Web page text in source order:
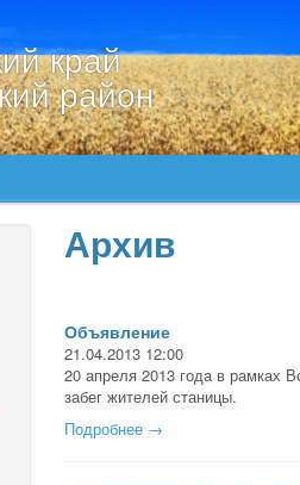
край
район
Архив
Объявление
21.04.2013 12:00
20 апреля 2013 года в рамках
забег жителей станицы.
Подробнее →